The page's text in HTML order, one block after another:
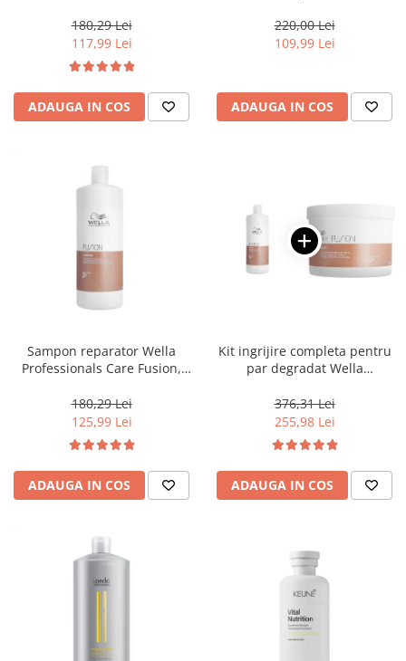
180,29 Lei
117,99 Lei
ADAUGA IN COS
& Strength Nourishing
220,00 Lei
109,99 Lei
ADAUGA IN COS
Sampon reparator Wella
Professionals Care Fusion,
180,29 Lei
125,99 Lei
ADAUGA IN COS
Kit ingrijire completa pentru
par degradat Wella
Salon Size
376,31 Lei
255,98 Lei
ADAUGA IN COS